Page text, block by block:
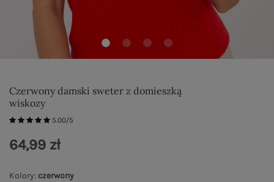
Czerwony damski sweter z domieszką
wiskozy
5.00/5
Kolory: czerwony
64,99 zł